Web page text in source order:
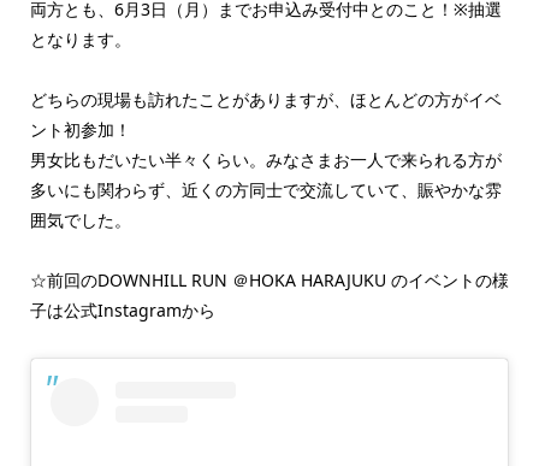
両方とも、6月3日（月）までお申込み受付中とのこと！※抽選
となります。
どちらの現場も訪れたことがありますが、ほとんどの方がイベ
ント初参加！
男女比もだいたい半々くらい。みなさまお一人で来られる方が
多いにも関わらず、近くの方同士で交流していて、賑やかな雰
囲気でした。
☆前回のDOWNHILL RUN ＠HOKA HARAJUKU のイベントの様
子は公式Instagramから